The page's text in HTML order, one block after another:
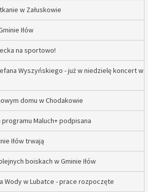
w Załuskowie
Iłów
na sportowo!
Wyszyńskiego - już w niedzielę koncert w
domu w Chodakowie
programu Maluch+ podpisana
Iłów trwają
boiskach w Gminie Iłów
Wody w Lubatce - prace rozpoczęte